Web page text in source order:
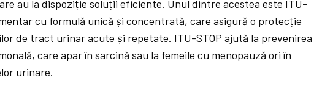
au la dispoziție soluții eficiente. Unul dintre acestea este ITU-
cu formulă unică și concentrată, care asigură o protecție
de tract urinar acute și repetate. ITU-STOP ajută la prevenirea
care apar în sarcină sau la femeile cu menopauză ori în
urinare.